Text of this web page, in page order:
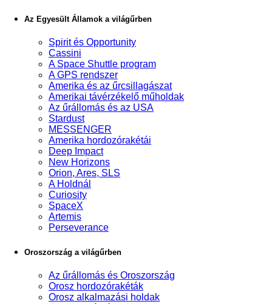
Az Egyesült Államok a világűrben
Spirit és Opportunity
Cassini
A Space Shuttle program
A GPS rendszer
Amerika és az űrcsillagászat
Amerikai távérzékelő műholdak
Az űrállomás és az USA
Stardust
MESSENGER
Amerika hordozórakétái
Deep Impact
New Horizons
Orion, Ares, SLS
A Holdnál
Curiosity
SpaceX
Artemis
Perseverance
Oroszország a világűrben
Az űrállomás és Oroszország
Orosz hordozórakéták
Orosz alkalmazási holdak